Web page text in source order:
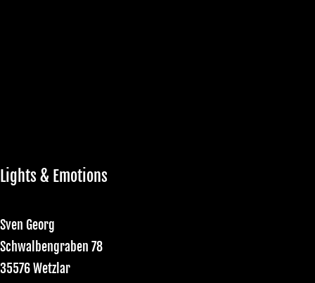
Lights & Emotions
Sven Georg
Schwalbengraben 78
35576 Wetzlar